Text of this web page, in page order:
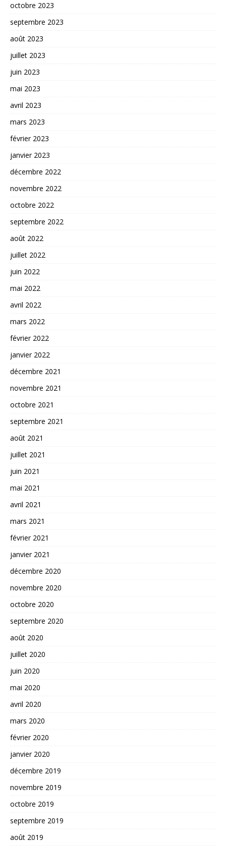
octobre 2023
septembre 2023
août 2023
juillet 2023
juin 2023
mai 2023
avril 2023
mars 2023
février 2023
janvier 2023
décembre 2022
novembre 2022
octobre 2022
septembre 2022
août 2022
juillet 2022
juin 2022
mai 2022
avril 2022
mars 2022
février 2022
janvier 2022
décembre 2021
novembre 2021
octobre 2021
septembre 2021
août 2021
juillet 2021
juin 2021
mai 2021
avril 2021
mars 2021
février 2021
janvier 2021
décembre 2020
novembre 2020
octobre 2020
septembre 2020
août 2020
juillet 2020
juin 2020
mai 2020
avril 2020
mars 2020
février 2020
janvier 2020
décembre 2019
novembre 2019
octobre 2019
septembre 2019
août 2019